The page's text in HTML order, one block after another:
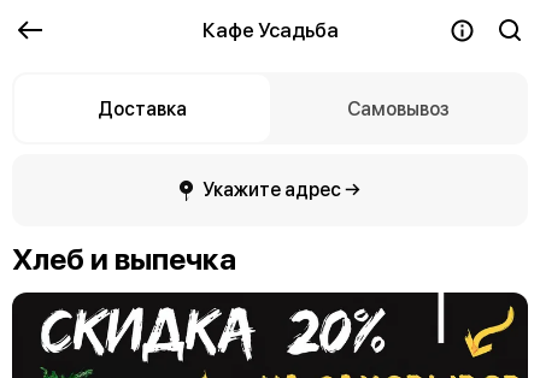
Кафе Усадьба
Доставка Самовывоз
Укажите адрес →
Хлеб и выпечка